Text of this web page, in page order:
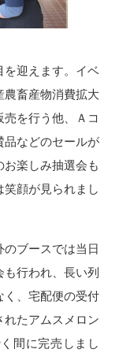
迎えます。イベ
農畜産物消費拡大
を行う他、Ａコ
品などのセールが
楽しみ抽選会も
顔が見られまし
ブースでは当日
行われ、長い列
く、宅配便の受付
れたアムスメロン
間に完売しまし